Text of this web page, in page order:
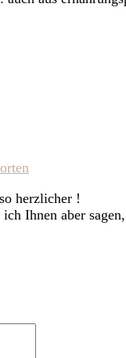
herzlicher !
Ihnen aber